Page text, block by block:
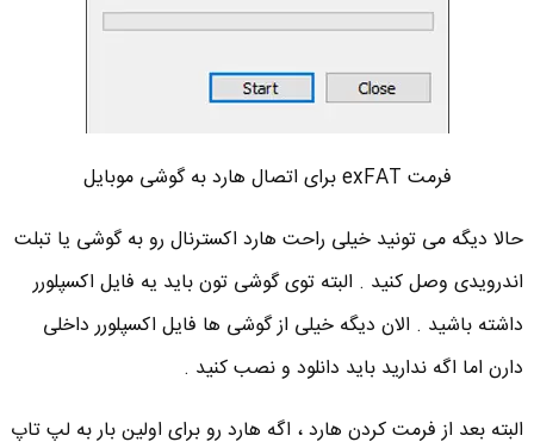
فرمت exFAT برای اتصال هارد به گوشی موبایل
حالا دیگه می تونید خیلی راحت هارد اکسترنال رو به گوشی یا تبلت
اندرویدی وصل کنید . البته توی گوشی تون باید یه فایل اکسپلورر
داشته باشید . الان دیگه خیلی از گوشی ها فایل اکسپلورر داخلی
دارن اما اگه ندارید باید دانلود و نصب کنید .
البته بعد از فرمت کردن هارد ، اگه هارد رو برای اولین بار به لپ تاپ